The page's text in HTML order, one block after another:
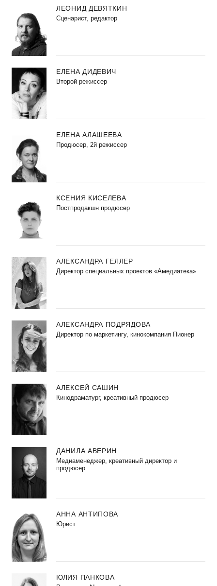
ЛЕОНИД ДЕВЯТКИН
Сценарист, редактор
ЕЛЕНА ДИДЕВИЧ
Второй режиссер
ЕЛЕНА АЛАШЕЕВА
Продюсер, 2й режиссер
КСЕНИЯ КИСЕЛЕВА
Постпродакшн продюсер
АЛЕКСАНДРА ГЕЛЛЕР
Директор специальных проектов «Амедиатека»
АЛЕКСАНДРА ПОДРЯДОВА
Директор по маркетингу, кинокомпания Пионер
АЛЕКСЕЙ САШИН
Кинодраматург, креативный продюсер
ДАНИЛА АВЕРИН
Медиаменеджер, креативный директор и
продюсер
АННА АНТИПОВА
Юрист
ЮЛИЯ ПАНКОВА